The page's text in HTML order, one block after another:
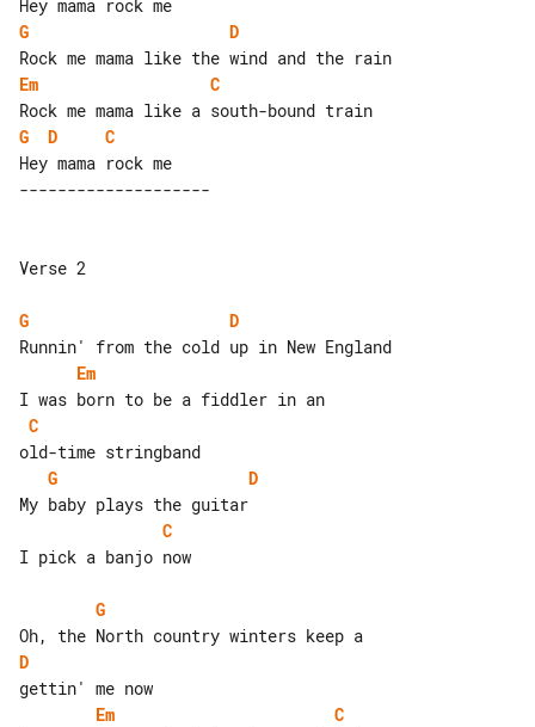
G
D
Em
C
G
D
C
Verse 2
G
D
Em
C
G
D
C
I pick a banjo now
G
D
Em
C